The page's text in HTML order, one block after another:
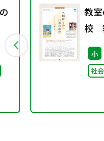
教
校
小
社会